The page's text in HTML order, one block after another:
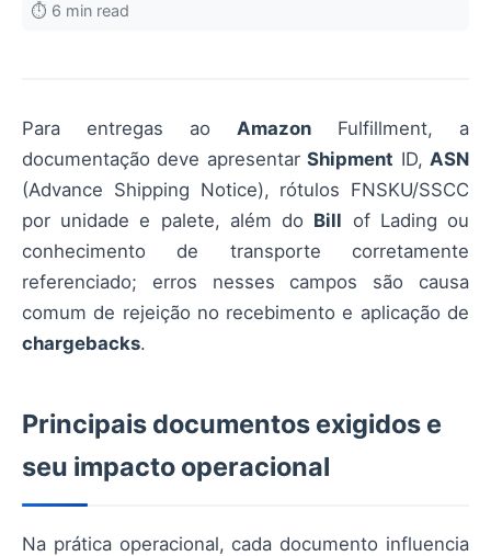
⏱️ 6 min read
Para entregas ao Amazon Fulfillment, a
documentação deve apresentarShipment ID,ASN
(Advance Shipping Notice), rótulos FNSKU/SSCC
por unidade e palete, além do Bill of Lading ou
conhecimento de transporte corretamente
referenciado; erros nesses campos são causa
comum de rejeição no recebimento e aplicação de
chargebacks.
Principais documentos exigidos e
seu impacto operacional
Na prática operacional, cada documento influencia